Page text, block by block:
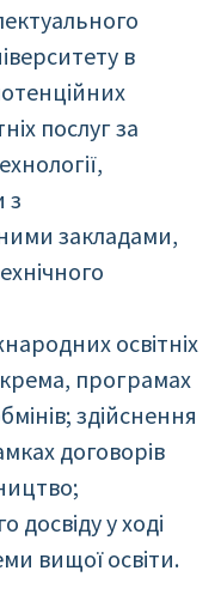
в
послуг за
з
закладами,
освітніх
програмах
здійснення
договорів
у ході
вищої освіти.